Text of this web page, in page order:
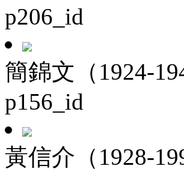
p206_id
簡錦文（1924-
p156_id
黃信介（1928-